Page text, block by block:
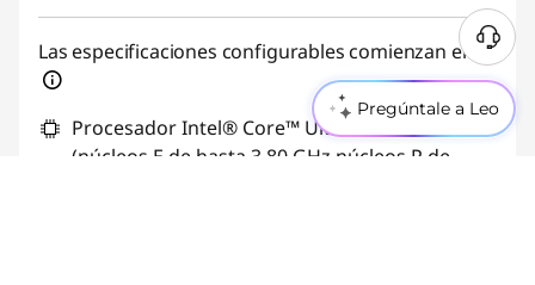
Pregúntale a Leo
Las especificaciones configurables comienzan en:
Procesador Intel® Core™ Ultra 5 225U
(núcleos E de hasta 3,80 GHz núcleos P de